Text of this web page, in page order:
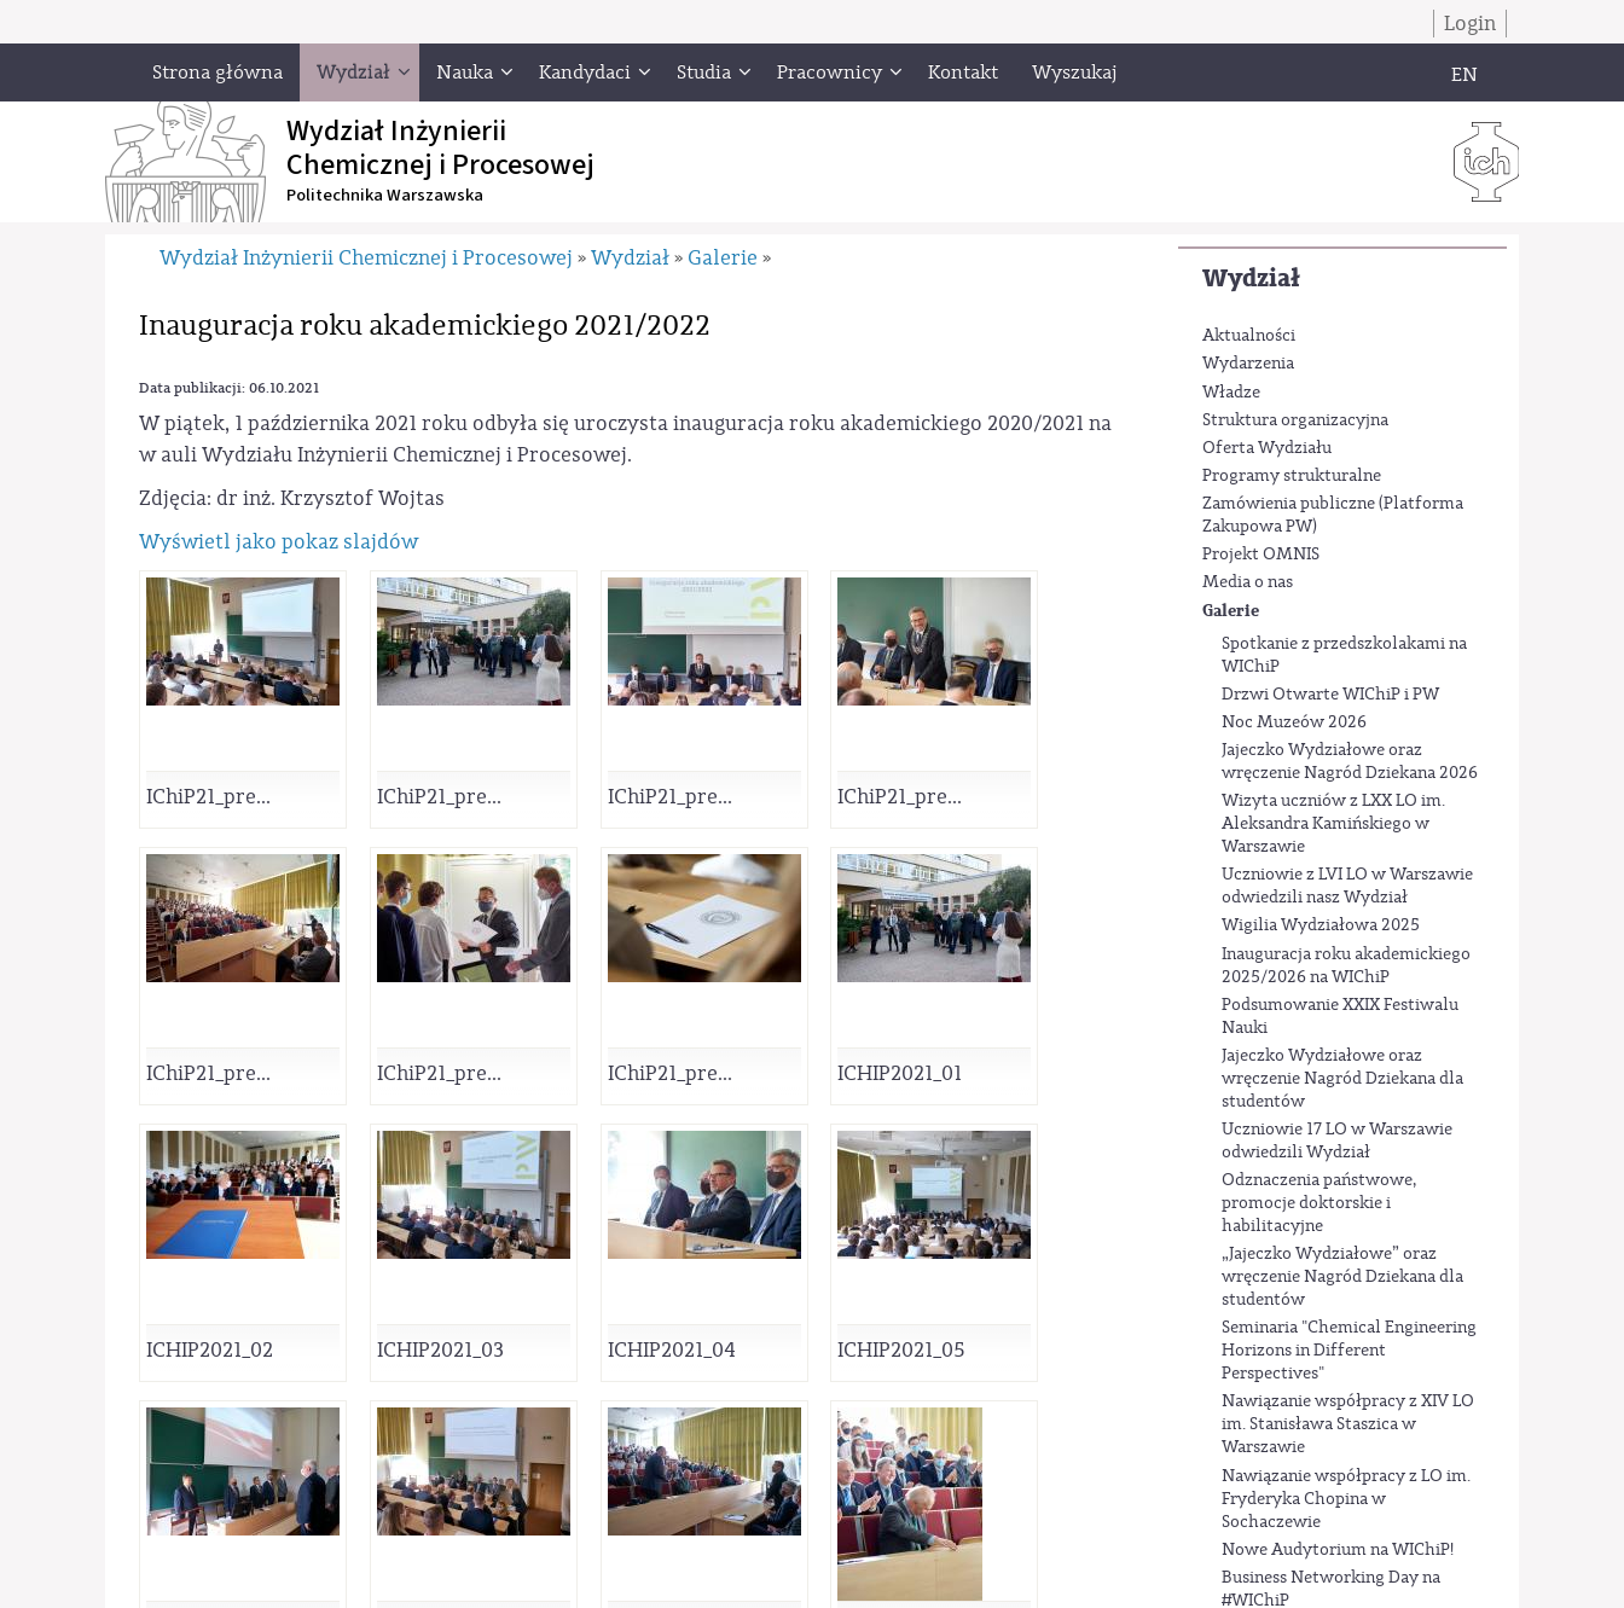
Login
Strona główna Wydział Nauka Kandydaci Studia Pracownicy Kontakt Wyszukaj EN
Wydział Inżynierii
Chemicznej i Procesowej
Politechnika Warszawska
Wydział
Aktualności
Wydarzenia
Władze
Struktura organizacyjna
Oferta Wydziału
Programy strukturalne
Zamówienia publiczne (Platforma
Zakupowa PW)
Projekt OMNIS
Media o nas
Galerie
Spotkanie z przedszkolakami na
WIChiP
Drzwi Otwarte WIChiP i PW
Noc Muzeów 2026
Jajeczko Wydziałowe oraz
wręczenie Nagród Dziekana 2026
Wizyta uczniów z LXX LO im.
Aleksandra Kamińskiego w
Warszawie
Uczniowie z LVI LO w Warszawie
odwiedzili nasz Wydział
Wigilia Wydziałowa 2025
Inauguracja roku akademickiego
2025/2026 na WIChiP
Podsumowanie XXIX Festiwalu
Nauki
Jajeczko Wydziałowe oraz
wręczenie Nagród Dziekana dla
studentów
Uczniowie 17 LO w Warszawie
odwiedzili Wydział
Odznaczenia państwowe,
promocje doktorskie i
habilitacyjne
„Jajeczko Wydziałowe” oraz
wręczenie Nagród Dziekana dla
studentów
Seminaria "Chemical Engineering
Horizons in Different
Perspectives"
Nawiązanie współpracy z XIV LO
im. Stanisława Staszica w
Warszawie
Nawiązanie współpracy z LO im.
Fryderyka Chopina w
Sochaczewie
Nowe Audytorium na WIChiP!
Business Networking Day na
#WIChiP
Wydział Inżynierii Chemicznej i Procesowej » Wydział » Galerie »
Inauguracja roku akademickiego 2021/2022
Data publikacji: 06.10.2021
W piątek, 1 października 2021 roku odbyła się uroczysta inauguracja roku akademickiego 2020/2021 na
w auli Wydziału Inżynierii Chemicznej i Procesowej.
Zdjęcia: dr inż. Krzysztof Wojtas
Wyświetl jako pokaz slajdów
IChiP21_pre... IChiP21_pre... IChiP21_pre... IChiP21_pre...
IChiP21_pre... IChiP21_pre... IChiP21_pre... ICHIP2021_01
ICHIP2021_02 ICHIP2021_03 ICHIP2021_04 ICHIP2021_05